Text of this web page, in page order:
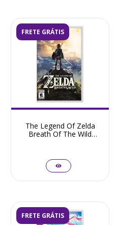
FRETE GRÁTIS
The Legend Of Zelda
Breath Of The Wild
FRETE GRÁTIS